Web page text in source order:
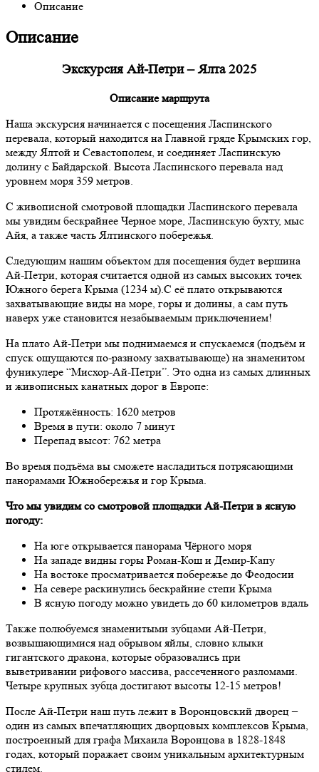
Описание
Описание
Экскурсия Ай-Петри – Ялта 2025
Описание маршрута
Наша экскурсия начинается с посещения Ласпинского
перевала, который находится на Главной гряде Крымских гор,
между Ялтой и Севастополем, и соединяет Ласпинскую
долину с Байдарской. Высота Ласпинского перевала над
уровнем моря 359 метров.
С живописной смотровой площадки Ласпинского перевала
мы увидим бескрайнее Черное море, Ласпинскую бухту, мыс
Айя, а также часть Ялтинского побережья.
Следующим нашим объектом для посещения будет вершина
Ай-Петри, которая считается одной из самых высоких точек
Южного берега Крыма (1234 м).С её плато открываются
захватывающие виды на море, горы и долины, а сам путь
наверх уже становится незабываемым приключением!
На плато Ай-Петри мы поднимаемся и спускаемся (подъём и
спуск ощущаются по-разному захватывающе) на знаменитом
фуникулере “Мисхор-Ай-Петри”. Это одна из самых длинных
и живописных канатных дорог в Европе:
Протяжённость: 1620 метров
Время в пути: около 7 минут
Перепад высот: 762 метра
Во время подъёма вы сможете насладиться потрясающими
панорамами Южнобережья и гор Крыма.
Что мы увидим со смотровой площадки Ай-Петри в ясную
погоду:
На юге открывается панорама Чёрного моря
На западе видны горы Роман-Кош и Демир-Капу
На востоке просматривается побережье до Феодосии
На севере раскинулись бескрайние степи Крыма
В ясную погоду можно увидеть до 60 километров вдаль
Также полюбуемся знаменитыми зубцами Ай-Петри,
возвышающимися над обрывом яйлы, словно клыки
гигантского дракона, которые образовались при
выветривании рифового массива, рассеченного разломами.
Четыре крупных зубца достигают высоты 12-15 метров!
После Ай-Петри наш путь лежит в Воронцовский дворец –
один из самых впечатляющих дворцовых комплексов Крыма,
построенный для графа Михаила Воронцова в 1828-1848
годах, который поражает своим уникальным архитектурным
стилем.